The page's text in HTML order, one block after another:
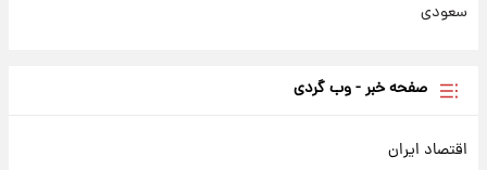
سعودی
صفحه خبر - وب گردی
اقتصاد ایران